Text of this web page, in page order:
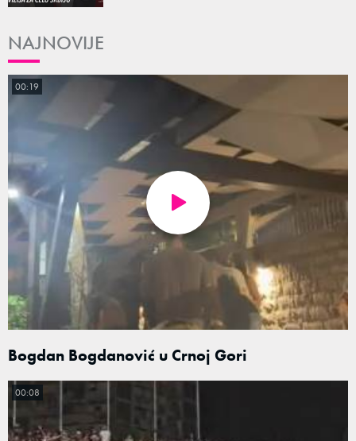
NAJNOVIJE
Bogdan Bogdanović u Crnoj Gori
00:19
00:08